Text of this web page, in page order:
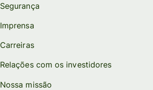
Segurança
Imprensa
Carreiras
Relações com os investidores
Nossa missão